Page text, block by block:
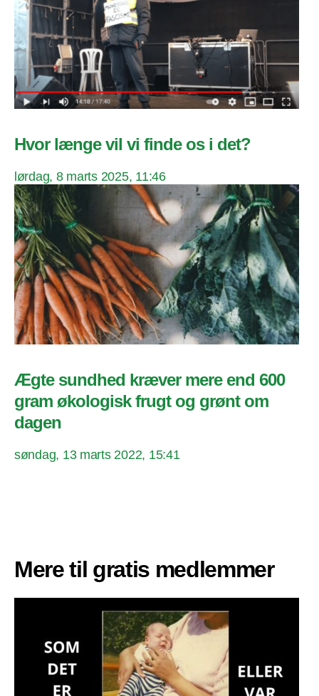
Hvor længe vil vi finde os i det?
lørdag, 8 marts 2025, 11:46
Ægte sundhed kræver mere end 600
gram økologisk frugt og grønt om
dagen
søndag, 13 marts 2022, 15:41
Mere til gratis medlemmer